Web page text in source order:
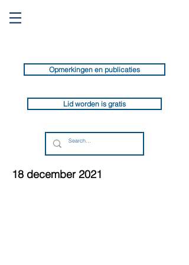
Opmerkingen en publicaties
Lid worden is gratis
18 december 2021